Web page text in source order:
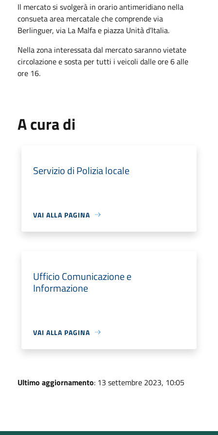
Il mercato si svolgerà in orario antimeridiano nella
consueta area mercatale che comprende via
Berlinguer, via La Malfa e piazza Unità d’Italia.
Nella zona interessata dal mercato saranno vietate
circolazione e sosta per tutti i veicoli dalle ore 6 alle
ore 16.
A cura di
Servizio di Polizia locale
VAI ALLA PAGINA
Ufficio Comunicazione e
Informazione
VAI ALLA PAGINA
Ultimo aggiornamento: 13 settembre 2023, 10:05